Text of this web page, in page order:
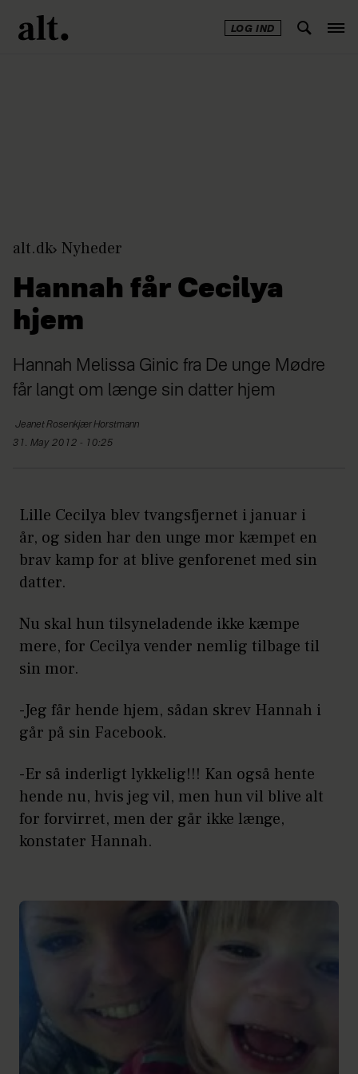
LOG IND
alt.dk Nyheder
Hannah får Cecilya
hjem
Hannah Melissa Ginic fra De unge Mødre
får langt om længe sin datter hjem
Jeanet RosenkjærHorstmann
31. May 2012 - 10:25
Lille Cecilya blev tvangsfjernet i januar i
år, og siden har den unge mor kæmpet en
brav kamp for at blive genforenet med sin
datter.
Nu skal hun tilsyneladende ikke kæmpe
mere, for Cecilya vender nemlig tilbage til
sin mor.
-Jeg får hende hjem, sådan skrev Hannah i
går på sin Facebook.
-Er så inderligt lykkelig!!! Kan også hente
hende nu, hvis jeg vil, men hun vil blive alt
for forvirret, men der går ikke længe,
konstater Hannah.